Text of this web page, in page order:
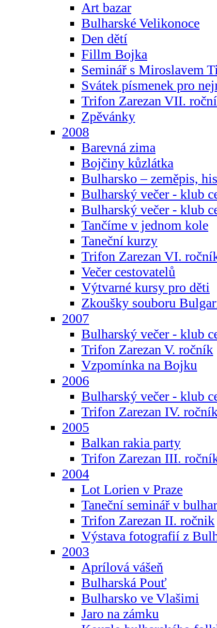
Art bazar
Bulharské Velikonoce
Den dětí
Fillm Bojka
Seminář s Miroslavem
Svátek písmenek pro
Trifon Zarezan VII.
Zpěvánky
2008
Barevná zima
Bojčiny kůzlátka
Bulharsko – zeměpis,
Bulharský večer - klub
Bulharský večer - klub
Tančíme v jednom kole
Taneční kurzy
Trifon Zarezan VI.
Večer cestovatelů
Výtvarné kursy pro děti
Zkoušky souboru
2007
Bulharský večer - klub
Trifon Zarezan V. ročník
Vzpomínka na Bojku
2006
Bulharský večer - klub
Trifon Zarezan IV.
2005
Balkan rakia party
Trifon Zarezan III.
2004
Lot Lorien v Praze
Taneční seminář v
Trifon Zarezan II. ročnik
Výstava fotografií z
2003
Aprílová vášeň
Bulharská Pouť
Bulharsko ve Vlašimi
Jaro na zámku